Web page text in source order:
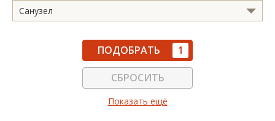
Санузел
ПОДОБРАТЬ 1
СБРОСИТЬ
Показать ещё